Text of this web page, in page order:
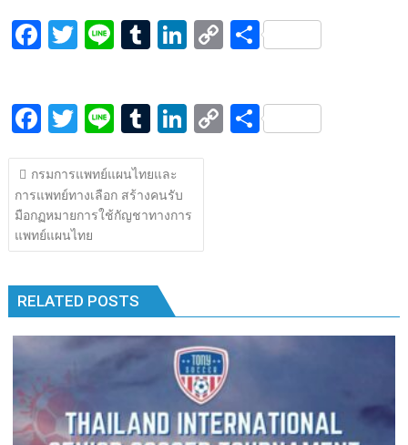
F
b
o
o
k
T
er
Li T
bl
r
Li
e
dI
C
y
S
e
F
ac
e
b
o
o
k
T
w
itt
er
Li
n
e
T
u
m
bl
Li
n
e
n
C S
แนะแนว
เรื่อง
กรมการแพทย์แผนไทยและ
การแพทย์ทางเลือก สร้างคนรับ
มือกฏหมายการใช้กัญชาทางการ
แพทย์แผนไทย
RELATED POSTS